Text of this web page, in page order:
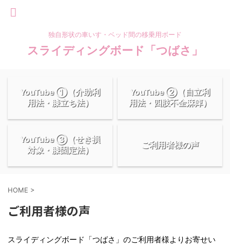
独自形状の車いす・ベッド間の移乗用ボード
スライディングボード「つばさ」
YouTube ①（介助利
用法・膝立ち法）
YouTube ②（自立利
用法・四肢不全麻痺）
YouTube ③（せき損
対象・膝固定法）
ご利用者様の声
HOME >
ご利用者様の声
スライディングボード「つばさ」のご利用者様よりお寄せい